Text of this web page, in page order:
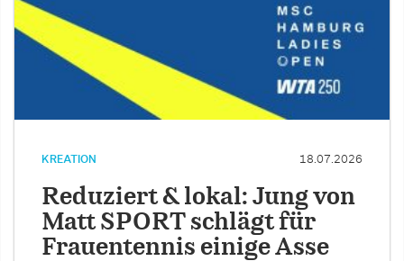
KREATION 18.07.2026
Reduziert & lokal: Jung von
Matt SPORT schlägt für
Frauentennis einige Asse